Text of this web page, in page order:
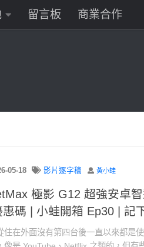
留言板 商業合作
05-18 影片逐字稿 黃小蛙
極影 G12 超強安卓
惠碼 | 小蛙開箱 Ep30 | 記
住在外面沒有第四台後一直以來都是